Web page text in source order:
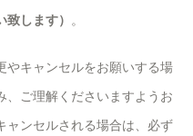
します）
。
やキャンセルをお願いする場
、ご理解くださいますようお
ャンセルされる場合は、必ず